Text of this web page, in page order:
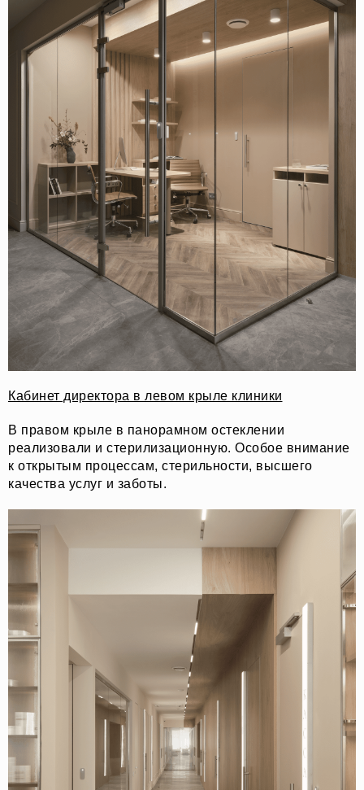
Кабинет директора в левом крыле клиники
В правом крыле в панорамном остеклении
реализовали и стерилизационную. Особое внимание
к открытым процессам, стерильности, высшего
качества услуг и заботы.